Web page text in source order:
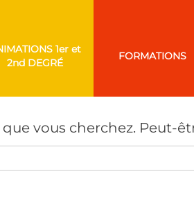
FORMATIONS
RÉSULTAT
vous cherchez. Peut-
Search
for: